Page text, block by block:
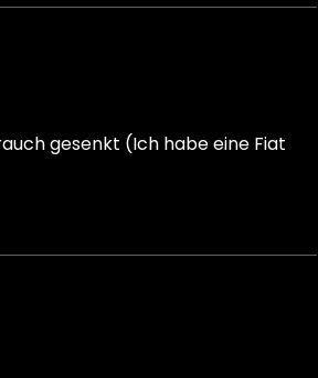
gesenkt (Ich habe eine Fiat